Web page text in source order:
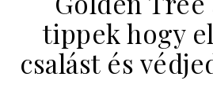
tippek hogy
csalást és